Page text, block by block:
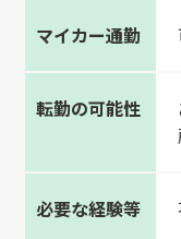
マイカー通勤
転勤の可能性
必要な経験等